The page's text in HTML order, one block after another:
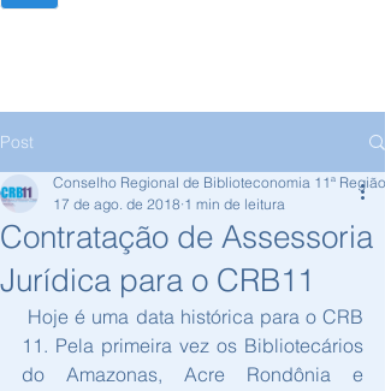
Post
Contratação de Assessoria
Jurídica para o CRB11
Conselho Regional de Biblioteconomia 11ª Região
17 de ago. de 2018 1 min de leitura
11. Pela primeira vez os Bibliotecários
do Amazonas, Acre Rondônia e